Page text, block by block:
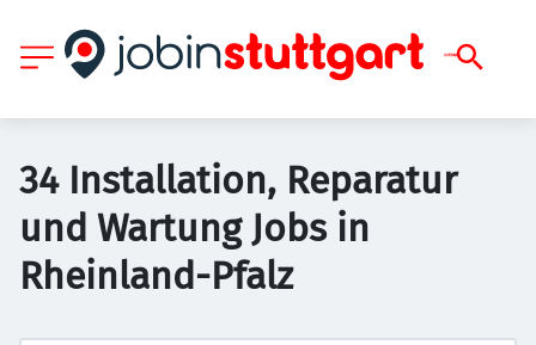
34 Installation, Reparatur
und Wartung Jobs in
Rheinland-Pfalz